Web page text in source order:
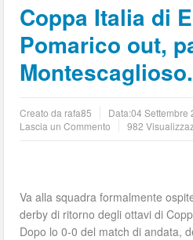
Coppa Italia di
Pomarico out,
Montescaglioso.
Creato da rafa85 Data:04 Settembre
Lascia un Commento
982
Va alla squadra formalmente
derby di ritorno degli ottavi di
Dopo lo 0-0 del match di andata,